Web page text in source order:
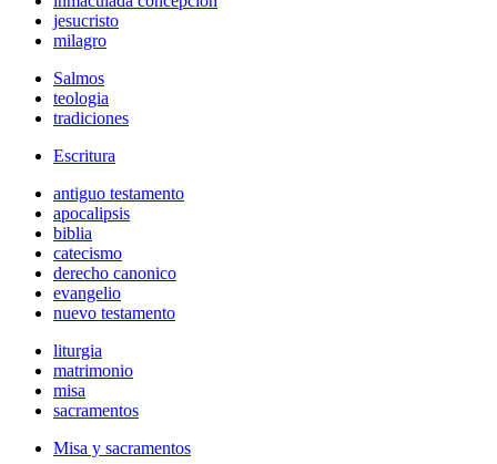
jesucristo
milagro
Salmos
teologia
tradiciones
Escritura
antiguo testamento
apocalipsis
biblia
catecismo
derecho canonico
evangelio
nuevo testamento
liturgia
matrimonio
misa
sacramentos
Misa y sacramentos